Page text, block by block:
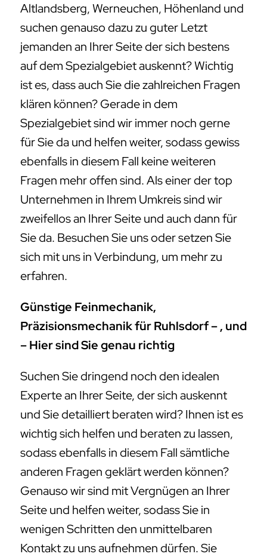
Altlandsberg, Werneuchen, Höhenland und
suchen genauso dazu zu guter Letzt
jemanden an Ihrer Seite der sich bestens
auf dem Spezialgebiet auskennt? Wichtig
ist es, dass auch Sie die zahlreichen Fragen
klären können? Gerade in dem
Spezialgebiet sind wir immer noch gerne
für Sie da und helfen weiter, sodass gewiss
ebenfalls in diesem Fall keine weiteren
Fragen mehr offen sind. Als einer der top
Unternehmen in Ihrem Umkreis sind wir
zweifellos an Ihrer Seite und auch dann für
Sie da. Besuchen Sie uns oder setzen Sie
sich mit uns in Verbindung, um mehr zu
erfahren.
Günstige Feinmechanik,
Präzisionsmechanik für Ruhlsdorf – , und
– Hier sind Sie genau richtig
Suchen Sie dringend noch den idealen
Experte an Ihrer Seite, der sich auskennt
und Sie detailliert beraten wird? Ihnen ist es
wichtig sich helfen und beraten zu lassen,
sodass ebenfalls in diesem Fall sämtliche
anderen Fragen geklärt werden können?
Genauso wir sind mit Vergnügen an Ihrer
Seite und helfen weiter, sodass Sie in
wenigen Schritten den unmittelbaren
Kontakt zu uns aufnehmen dürfen. Sie